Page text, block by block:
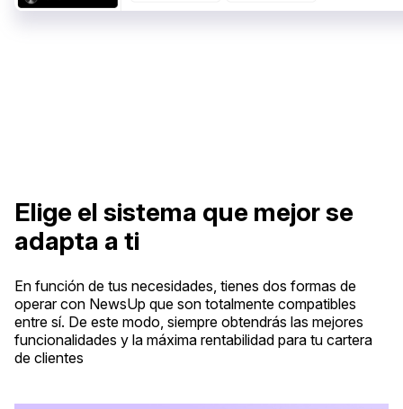
Elige el sistema que mejor se
adapta a ti
En función de tus necesidades, tienes dos formas de
operar con NewsUp que son totalmente compatibles
entre sí. De este modo, siempre obtendrás las mejores
funcionalidades y la máxima rentabilidad para tu cartera
de clientes